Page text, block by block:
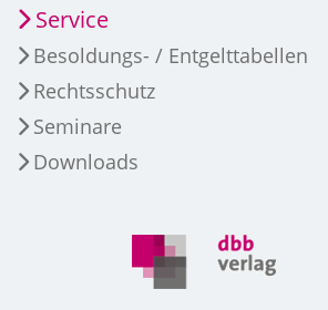
Service
Besoldungs- / Entgelttabellen
Rechtsschutz
Seminare
Downloads